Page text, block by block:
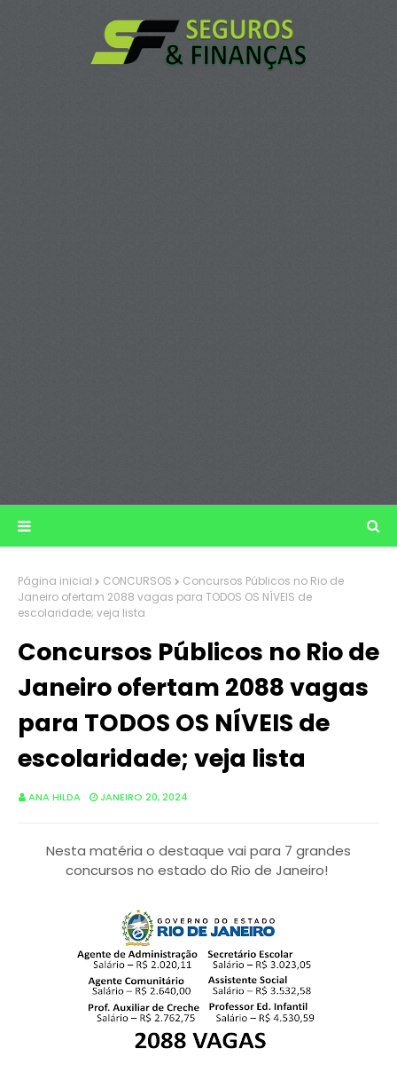
Página inicial CONCURSOS
Concursos Públicos no Rio de
Janeiro ofertam 2088 vagas para TODOS OS NÍVEIS de
escolaridade; veja lista
Concursos Públicos no Rio de
Janeiro ofertam 2088 vagas
para TODOS OS NÍVEIS de
escolaridade; veja lista
ANA HILDA JANEIRO 20, 2024
Nesta matéria o destaque vai para 7 grandes
concursos no estado do Rio de Janeiro!